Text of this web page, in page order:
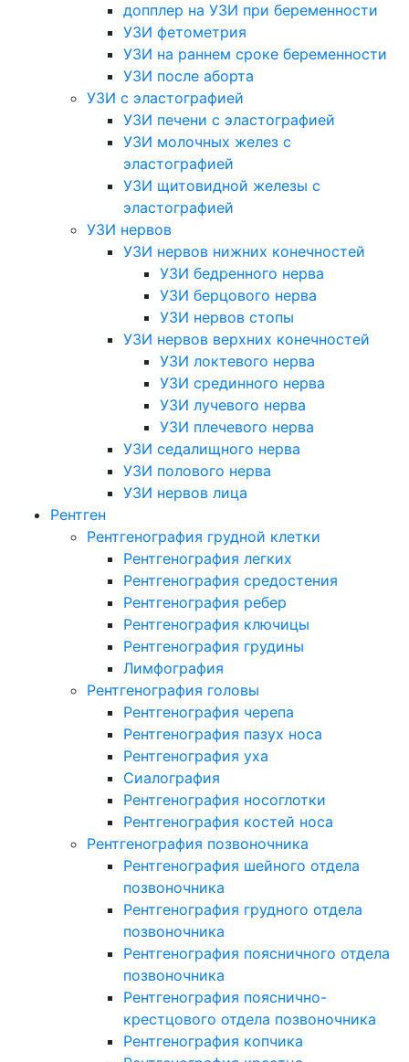
допплер на УЗИ при беременности
УЗИ фетометрия
УЗИ на раннем сроке беременности
УЗИ после аборта
УЗИ с эластографией
УЗИ печени с эластографией
УЗИ молочных желез с
эластографией
УЗИ щитовидной железы с
эластографией
УЗИ нервов
УЗИ нервов нижних конечностей
УЗИ бедренного нерва
УЗИ берцового нерва
УЗИ нервов стопы
УЗИ нервов верхних конечностей
УЗИ локтевого нерва
УЗИ срединного нерва
УЗИ лучевого нерва
УЗИ плечевого нерва
УЗИ седалищного нерва
УЗИ полового нерва
УЗИ нервов лица
Рентген
Рентгенография грудной клетки
Рентгенография легких
Рентгенография средостения
Рентгенография ребер
Рентгенография ключицы
Рентгенография грудины
Лимфография
Рентгенография головы
Рентгенография черепа
Рентгенография пазух носа
Рентгенография уха
Сиалография
Рентгенография носоглотки
Рентгенография костей носа
Рентгенография позвоночника
Рентгенография шейного отдела
позвоночника
Рентгенография грудного отдела
позвоночника
Рентгенография поясничного отдела
позвоночника
Рентгенография пояснично-
крестцового отдела позвоночника
Рентгенография копчика